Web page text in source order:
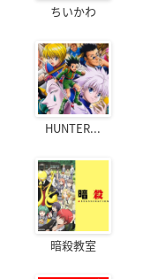
ちいかわ
HUNTER...
暗殺教室